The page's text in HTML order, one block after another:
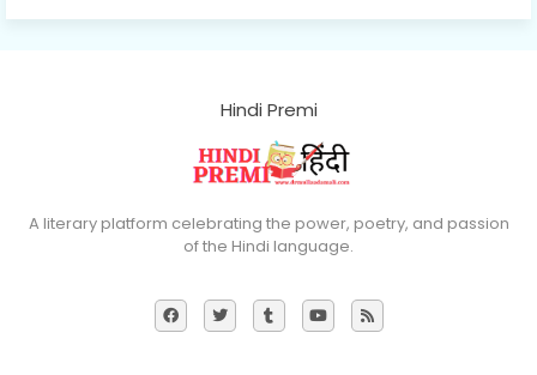
Hindi Premi
A literary platform celebrating the power, poetry, and passion
of the Hindi language.